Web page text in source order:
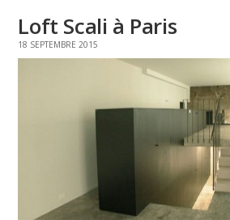
Loft Scali à Paris
18 SEPTEMBRE 2015